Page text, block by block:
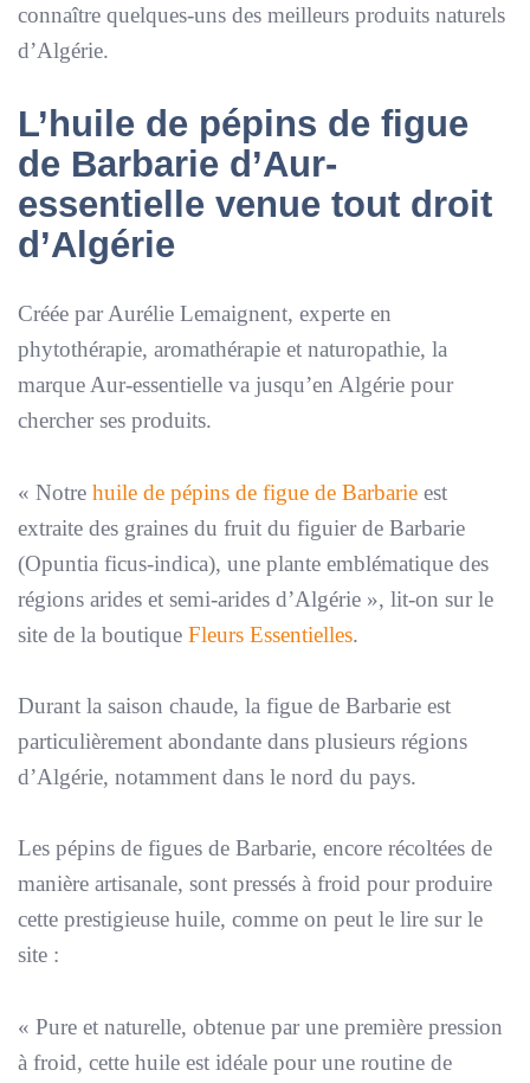
connaître quelques-uns des meilleurs produits naturels
d’Algérie.
L’huile de pépins de figue
de Barbarie d’Aur-
essentielle venue tout droit
d’Algérie
Créée par Aurélie Lemaignent, experte en
phytothérapie, aromathérapie et naturopathie, la
marque Aur-essentielle va jusqu’en Algérie pour
chercher ses produits.
« Notre huile de pépins de figue de Barbarie est
extraite des graines du fruit du figuier de Barbarie
(Opuntia ficus-indica), une plante emblématique des
régions arides et semi-arides d’Algérie », lit-on sur le
site de la boutique Fleurs Essentielles.
Durant la saison chaude, la figue de Barbarie est
particulièrement abondante dans plusieurs régions
d’Algérie, notamment dans le nord du pays.
Les pépins de figues de Barbarie, encore récoltées de
manière artisanale, sont pressés à froid pour produire
cette prestigieuse huile, comme on peut le lire sur le
site :
« Pure et naturelle, obtenue par une première pression
à froid, cette huile est idéale pour une routine de